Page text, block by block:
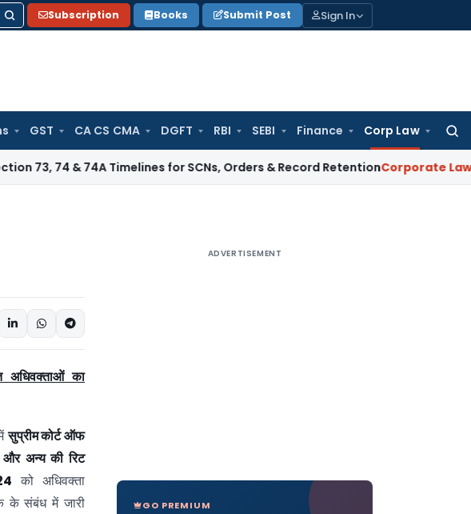
Subscription Books Submit Post Sign In
GST CA CS CMA DGFT RBI SEBI Finance Corp Law
& 74A Timelines for SCNs, Orders & Record Retention Corporate Law
अधिवक्ताओं का
सुप्रीम कोर्ट ऑफ
और अन्य की रिट
को अधिवक्ता
के संबंध में जारी
ADVERTISEMENT
GO PREMIUM